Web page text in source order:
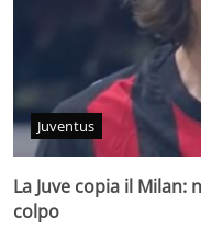
Juventus
La Juve copia il
colpo